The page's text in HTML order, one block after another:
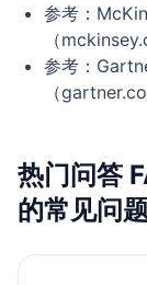
参考：
（
参考：
（
热门问答
的常见问